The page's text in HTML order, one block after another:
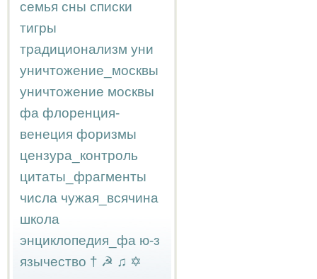
семья сны списки
тигры
традиционализм уни
уничтожение_москвы
уничтожение москвы
фа флоренция-
венеция форизмы
цензура_контроль
цитаты_фрагменты
числа чужая_всячина
школа
энциклопедия_фа ю-з
язычество † ☭ ♫ ✡